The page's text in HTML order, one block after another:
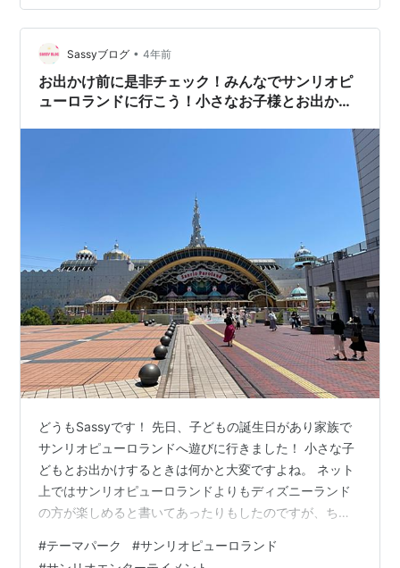
て、月末まで復旧に時間がかかると想定し、トラブル発
生前に予約済の利用者のみ入場可として営業するとの…
Sassyブログ • 4年前
お出かけ前に是非チェック！みんなでサンリオピ
ューロランドに行こう！小さなお子様とお出かけ
どうもSassyです！ 先日、子どもの誕生日があり家族で
サンリオピューロランドへ遊びに行きました！ 小さな子
どもとお出かけするときは何かと大変ですよね。 ネット
上ではサンリオピューロランドよりもディズニーランド
の方が楽しめると書いてあったりもしたのですが、ちょ
ていたので行ってきましたが、むしろディズニーランド
#テーマパーク #サンリオピューロランド